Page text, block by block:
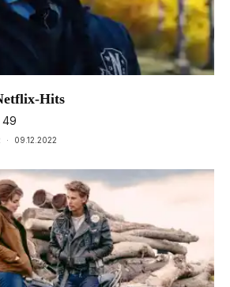
Hits
49
· 09.12.2022